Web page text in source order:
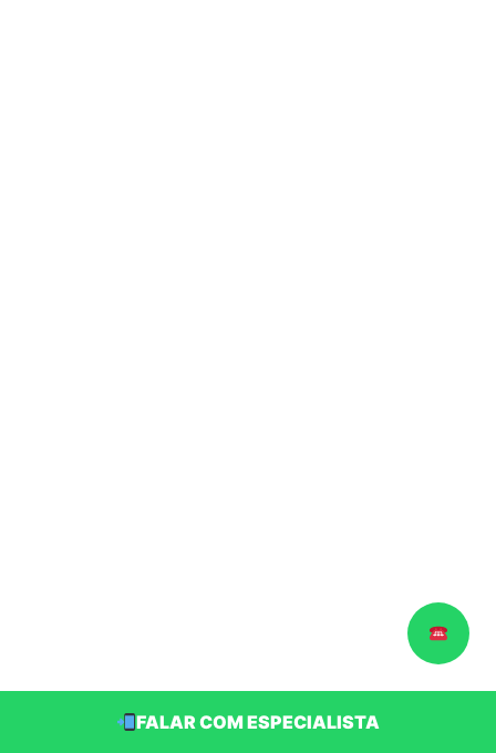
FALAR COM ESPECIALISTA